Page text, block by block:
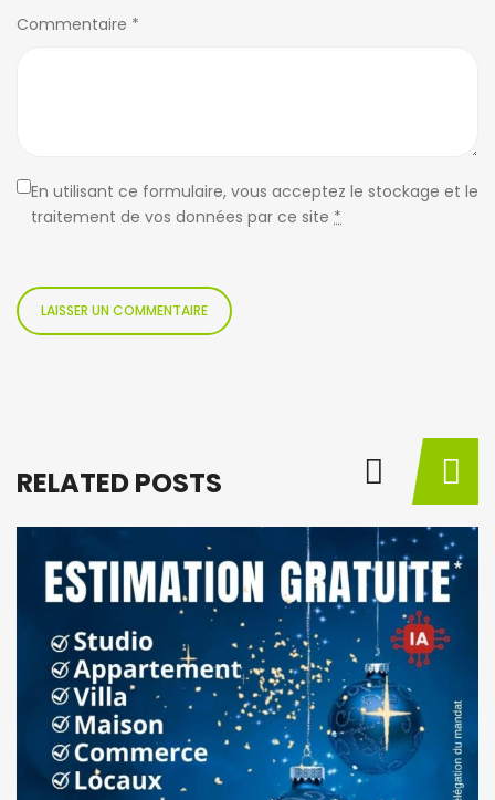
Commentaire *
En utilisant ce formulaire, vous acceptez le stockage et le
traitement de vos données par ce site *
RELATED POSTS